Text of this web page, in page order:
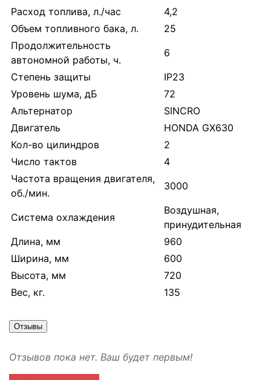
Расход топлива, л./час
4,2
Объем топливного бака, л.
25
Продолжительность
автономной работы, ч.
6
Степень защиты
IP23
Уровень шума, дБ
72
Альтернатор
SINCRO
Двигатель
HONDA GX630
Кол-во цилиндров
2
Число тактов
4
Частота вращения двигателя,
об./мин.
3000
Система охлаждения
Воздушная,
принудительная
Длина, мм
960
Ширина, мм
600
Высота, мм
720
Вес, кг.
135
Отзывы
Отзывов пока нет. Ваш будет первым!